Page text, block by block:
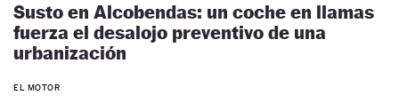
Susto en Alcobendas: un coche en llamas
fuerza el desalojo preventivo de una
urbanización
EL MOTOR